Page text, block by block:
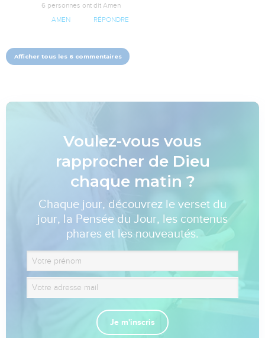
6 personnes ont dit Amen
AMEN RÉPONDRE
Afficher tous les 6 commentaires
Voulez-vous vous
rapprocher de Dieu
chaque matin ?
Chaque jour, découvrez le verset du
jour, la Pensée du Jour, les contenus
phares et les nouveautés.
Je m'inscris